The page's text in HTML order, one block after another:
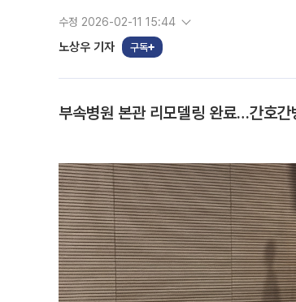
수정 2026-02-11 15:44
노상우 기자 구독
부속병원 본관 리모델링 완료…간호